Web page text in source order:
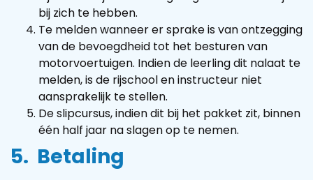
bij zich te hebben.
Te melden wanneer er sprake is van ontzegging
van de bevoegdheid tot het besturen van
motorvoertuigen. Indien de leerling dit nalaat te
melden, is de rijschool en instructeur niet
aansprakelijk te stellen.
De slipcursus, indien dit bij het pakket zit, binnen
één half jaar na slagen op te nemen.
5. Betaling